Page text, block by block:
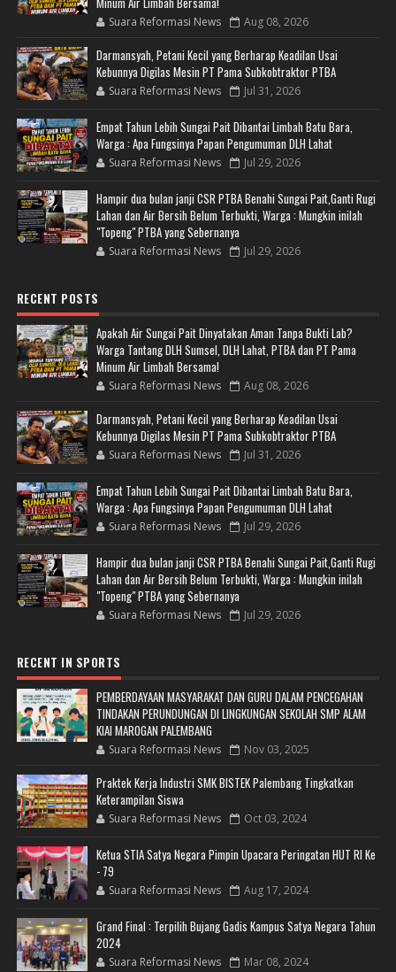
Suara Reformasi News Aug 08, 2026
Darmansyah, Petani Kecil yang Berharap Keadilan Usai
Kebunnya Digilas Mesin PT Pama Subkobtraktor PTBA
Suara Reformasi News Jul 31, 2026
Empat Tahun Lebih Sungai Pait Dibantai Limbah Batu Bara,
Warga : Apa Fungsinya Papan Pengumuman DLH Lahat
Suara Reformasi News Jul 29, 2026
Hampir dua bulan janji CSR PTBA Benahi Sungai Pait,Ganti Rugi
Lahan dan Air Bersih Belum Terbukti, Warga : Mungkin inilah
"Topeng" PTBA yang Sebernanya
Suara Reformasi News Jul 29, 2026
RECENT POSTS
Apakah Air Sungai Pait Dinyatakan Aman Tanpa Bukti Lab?
Warga Tantang DLH Sumsel, DLH Lahat, PTBA dan PT Pama
Minum Air Limbah Bersama!
Suara Reformasi News Aug 08, 2026
Darmansyah, Petani Kecil yang Berharap Keadilan Usai
Kebunnya Digilas Mesin PT Pama Subkobtraktor PTBA
Suara Reformasi News Jul 31, 2026
Empat Tahun Lebih Sungai Pait Dibantai Limbah Batu Bara,
Warga : Apa Fungsinya Papan Pengumuman DLH Lahat
Suara Reformasi News Jul 29, 2026
Hampir dua bulan janji CSR PTBA Benahi Sungai Pait,Ganti Rugi
Lahan dan Air Bersih Belum Terbukti, Warga : Mungkin inilah
"Topeng" PTBA yang Sebernanya
Suara Reformasi News Jul 29, 2026
RECENT IN SPORTS
PEMBERDAYAAN MASYARAKAT DAN GURU DALAM PENCEGAHAN
TINDAKAN PERUNDUNGAN DI LINGKUNGAN SEKOLAH SMP ALAM
KIAI MAROGAN PALEMBANG
Suara Reformasi News Nov 03, 2025
Praktek Kerja Industri SMK BISTEK Palembang Tingkatkan
Keterampilan Siswa
Suara Reformasi News Oct 03, 2024
Ketua STIA Satya Negara Pimpin Upacara Peringatan HUT RI Ke
- 79
Suara Reformasi News Aug 17, 2024
Grand Final : Terpilih Bujang Gadis Kampus Satya Negara Tahun
2024
Suara Reformasi News Mar 08, 2024